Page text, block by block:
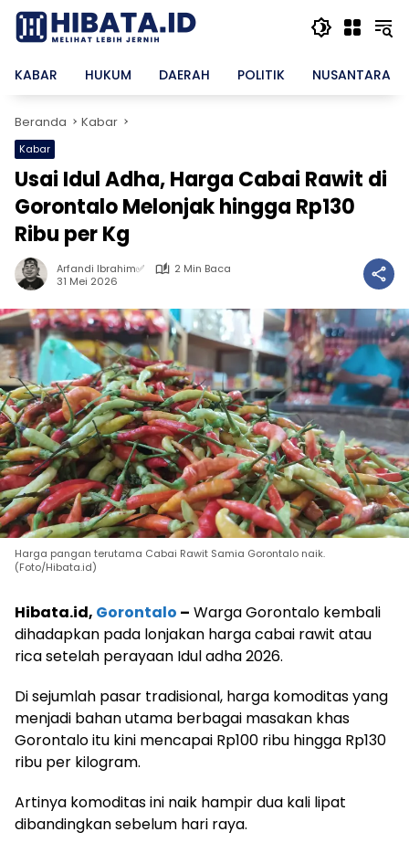
Langsung
konten
KABAR
HUKUM DAERAH POLITIK NUSANTARA
Beranda Kabar
Kabar
Usai Idul Adha, Harga Cabai Rawit di
Gorontalo Melonjak hingga Rp130
Ribu per Kg
Arfandi Ibrahim✅
2 Min Baca
31 Mei 2026
Harga pangan terutama Cabai Rawit Samia Gorontalo naik.
(Foto/Hibata.id)
Hibata.id, Gorontalo – Warga Gorontalo kembali
dihadapkan pada lonjakan harga cabai rawit atau
rica setelah perayaan Idul adha 2026.
Di sejumlah pasar tradisional, harga komoditas yang
menjadi bahan utama berbagai masakan khas
Gorontalo itu kini mencapai Rp100 ribu hingga Rp130
ribu per kilogram.
Artinya komoditas ini naik hampir dua kali lipat
dibandingkan sebelum hari raya.